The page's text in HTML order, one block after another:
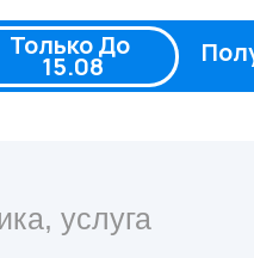
Только До
15.08